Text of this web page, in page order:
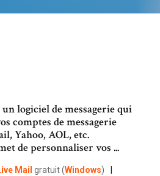
logiciel de messagerie qui
comptes de messagerie
Yahoo, AOL, etc.
de personnaliser vos ...
Mail gratuit (Windows)